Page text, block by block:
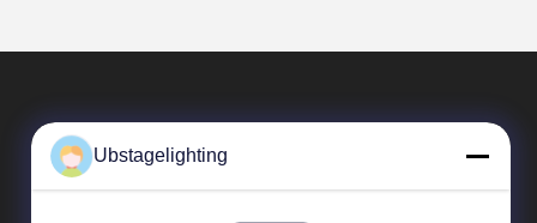
Ubstagelighting